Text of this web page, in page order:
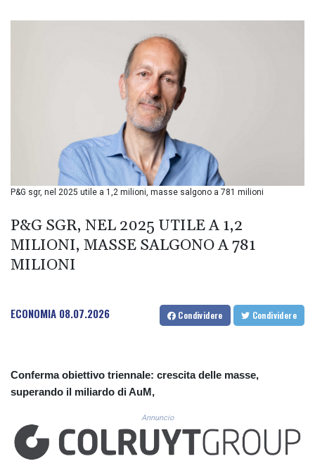
BMD 1.154295
BND 1.479784
BOB 13.958027
BRL 5.910221
BSD 1.15401
BTN 109.825872
BWP 15.607777
BYN 3.416732
BYR 22624.173581
BZD 2.320918
CAD 1.615637
CDF 2609.859744
CLF 0.02672
CLP 1055.048443
CRC 524.929317
CUC 1.154295
DJF 205.50301
DKK 7.475304
DZD 153.502688
EGP 57.471515
ERN 17.314419
P&G sgr, nel 2025 utile a 1,2 milioni, masse salgono a 781 milioni
P&G SGR, NEL 2025 UTILE A 1,2
MILIONI, MASSE SALGONO A 781
MILIONI
ECONOMIA 08.07.2026 Condividere Condividere
Conferma obiettivo triennale: crescita delle masse,
superando il miliardo di AuM,
Annuncio